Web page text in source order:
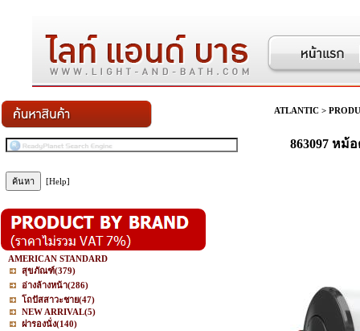
[Help]
AMERICAN STANDARD
สุขภัณฑ์(379)
อ่างล้างหน้า(286)
โถปัสสาวะชาย(47)
NEW ARRIVAL(5)
ฝารองนั่ง(140)
ATLANTIC >
863097 หม้